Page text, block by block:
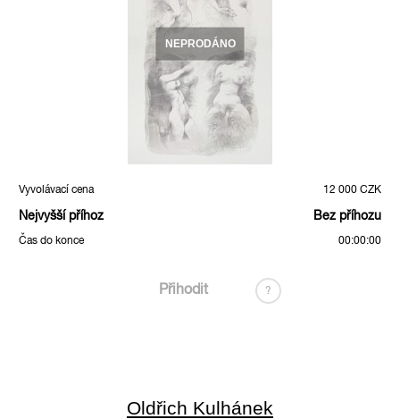
NEPRODÁNO
Vyvolávací cena 12 000 CZK
Nejvyšší příhoz Bez příhozu
Čas do konce 00:00:00
Přihodit ?
Oldřich Kulhánek